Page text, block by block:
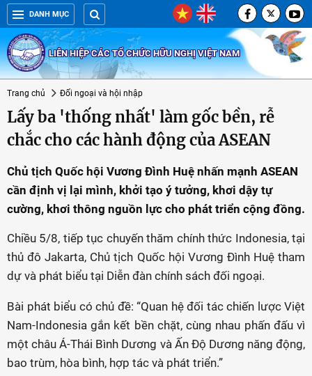
DANH MỤC
LIÊN HIỆP CÁC TỔ CHỨC HỮU NGHỊ VIỆT NAM
Trang chủ Đối ngoại và hội nhập
Lấy ba 'thống nhất' làm gốc bền, rễ
chắc cho các hành động của ASEAN
Chủ tịch Quốc hội Vương Đình Huệ nhấn mạnh ASEAN
cần định vị lại mình, khởi tạo ý tưởng, khơi dậy tự
cường, khơi thông nguồn lực cho phát triển cộng đồng.
Chiều 5/8, tiếp tục chuyến thăm chính thức Indonesia, tại
thủ đô Jakarta, Chủ tịch Quốc hội Vương Đình Huệ tham
dự và phát biểu tại Diễn đàn chính sách đối ngoại.
Bài phát biểu có chủ đề: “Quan hệ đối tác chiến lược Việt
Nam-Indonesia gắn kết bền chặt, cùng nhau phấn đấu vì
một châu Á-Thái Bình Dương và Ấn Độ Dương năng động,
bao trùm, hòa bình, hợp tác và phát triển.”